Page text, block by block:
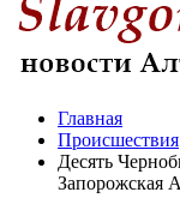
Главная
Происшествия
Десять
Запорожская